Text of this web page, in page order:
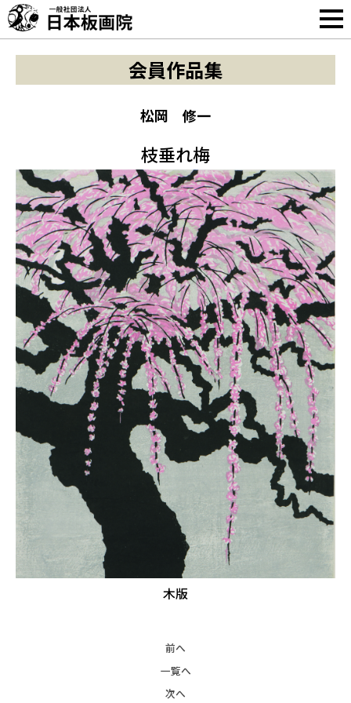
会員作品集
松岡 修一
枝垂れ梅
木版
前へ
一覧へ
次へ